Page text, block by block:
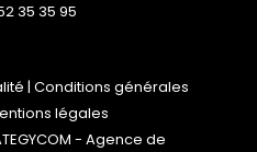
35 35 95
| Conditions générales
légales
- Agence de